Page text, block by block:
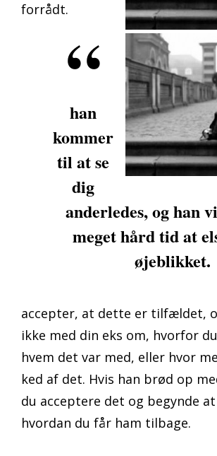
forrådt.
han
kommer
til at se
dig
anderledes, og han
meget hård tid at
øjeblikket.
accepter, at dette er tilfældet,
ikke med din eks om, hvorfor
hvem det var med, eller hvor
ked af det. Hvis han brød op
du acceptere det og begynde
hvordan du får ham tilbage.